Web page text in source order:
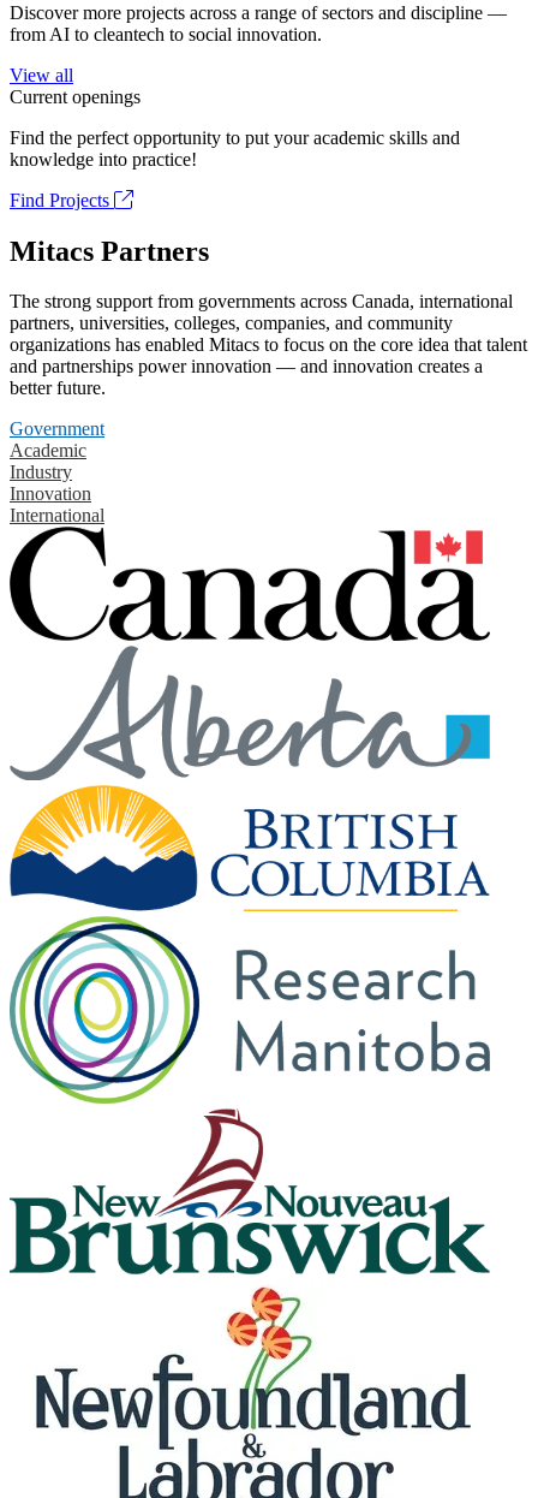
Discover more projects across a range of sectors and discipline —
from AI to cleantech to social innovation.
View all
Current openings
Find the perfect opportunity to put your academic skills and
knowledge into practice!
Find Projects
Mitacs Partners
The strong support from governments across Canada, international
partners, universities, colleges, companies, and community
organizations has enabled Mitacs to focus on the core idea that talent
and partnerships power innovation — and innovation creates a
better future.
Government
Academic
Industry
Innovation
International